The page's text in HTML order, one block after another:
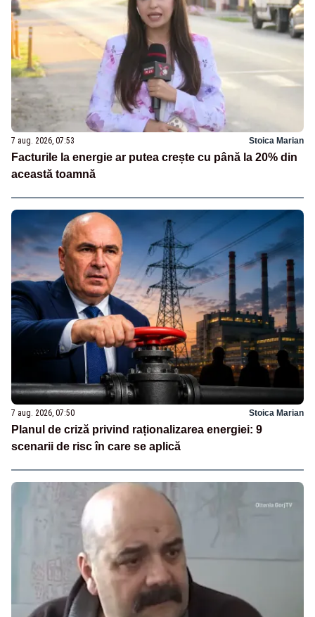
7 aug. 2026, 07:53 Stoica Marian
Facturile la energie ar putea crește cu până la 20% din
această toamnă
7 aug. 2026, 07:50 Stoica Marian
Planul de criză privind raționalizarea energiei: 9
scenarii de risc în care se aplică